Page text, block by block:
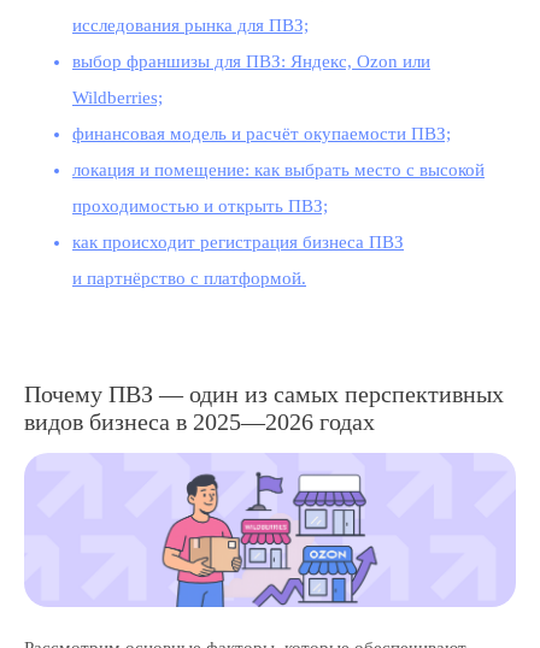
исследования рынка для ПВЗ;
выбор франшизы для ПВЗ: Яндекс, Ozon или
Wildberries;
финансовая модель и расчёт окупаемости ПВЗ;
локация и помещение: как выбрать место с высокой
проходимостью и открыть ПВЗ;
как происходит регистрация бизнеса ПВЗ
и партнёрство с платформой.
Почему ПВЗ — один из самых перспективных
видов бизнеса в 2025—2026 годах